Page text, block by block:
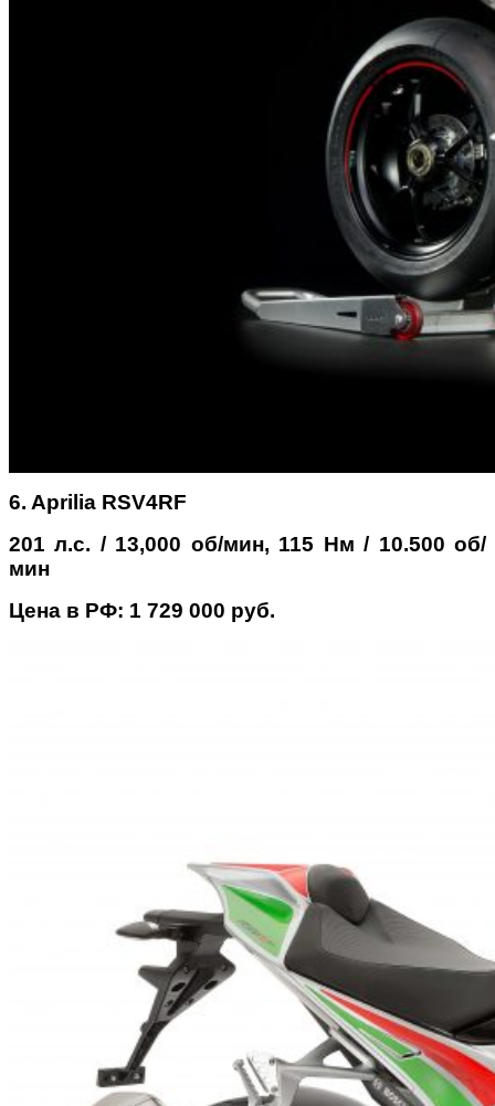
6. Aprilia RSV4RF
201 л.с. / 13,000 об/мин, 115 Нм / 10.500 об/
мин
Цена в РФ: 1 729 000 руб.